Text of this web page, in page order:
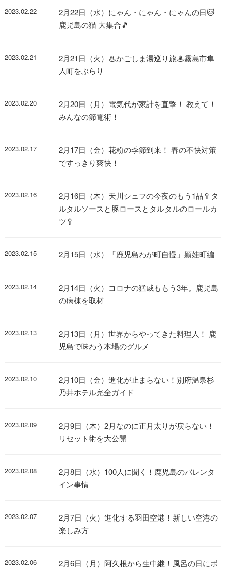
2023.02.22
2月22日（水）にゃん・にゃん・にゃんの日🐱
鹿児島の猫 大集合🎵
2023.02.21
2月21日（火）♨かごしま湯巡り旅♨霧島市隼
人町をぶらり
2023.02.20
2月20日（月）電気代が家計を直撃！ 教えて！
みんなの節電術！
2023.02.17
2月17日（金）花粉の季節到来！ 春の不快対策
ですっきり爽快！
2023.02.16
2月16日（木）天川シェフの今夜のもう1品🥄タ
ルタルソースと豚ロースとタルタルのロールカ
ツ🥄
2023.02.15 2月15日（水）「鹿児島わが町自慢」頴娃町編
2023.02.14
2月14日（火）コロナの猛威ももう3年。鹿児島
の病棟を取材
2023.02.13
2月13日（月）世界からやってきた料理人！ 鹿
児島で味わう本場のグルメ
2023.02.10
2月10日（金）進化が止まらない！別府温泉杉
乃井ホテル完全ガイド
2023.02.09
2月9日（木）2月なのに正月太りが戻らない！
リセット術を大公開
2023.02.08
2月8日（水）100人に聞く！鹿児島のバレンタ
イン事情
2023.02.07
2月7日（火）進化する羽田空港！新しい空港の
楽しみ方
2023.02.06
2月6日（月）阿久根から生中継！風呂の日にボ